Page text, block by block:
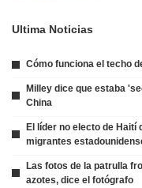
Ultima Noticias
Cómo funciona el techo
Milley dice que estaba
China
El líder no electo de Haití
migrantes
Las fotos de la patrulla
azotes, dice el fotógrafo